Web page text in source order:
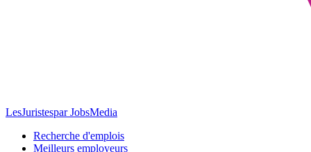
LesJuristespar JobsMedia
Recherche d'emplois
Meilleurs employeurs